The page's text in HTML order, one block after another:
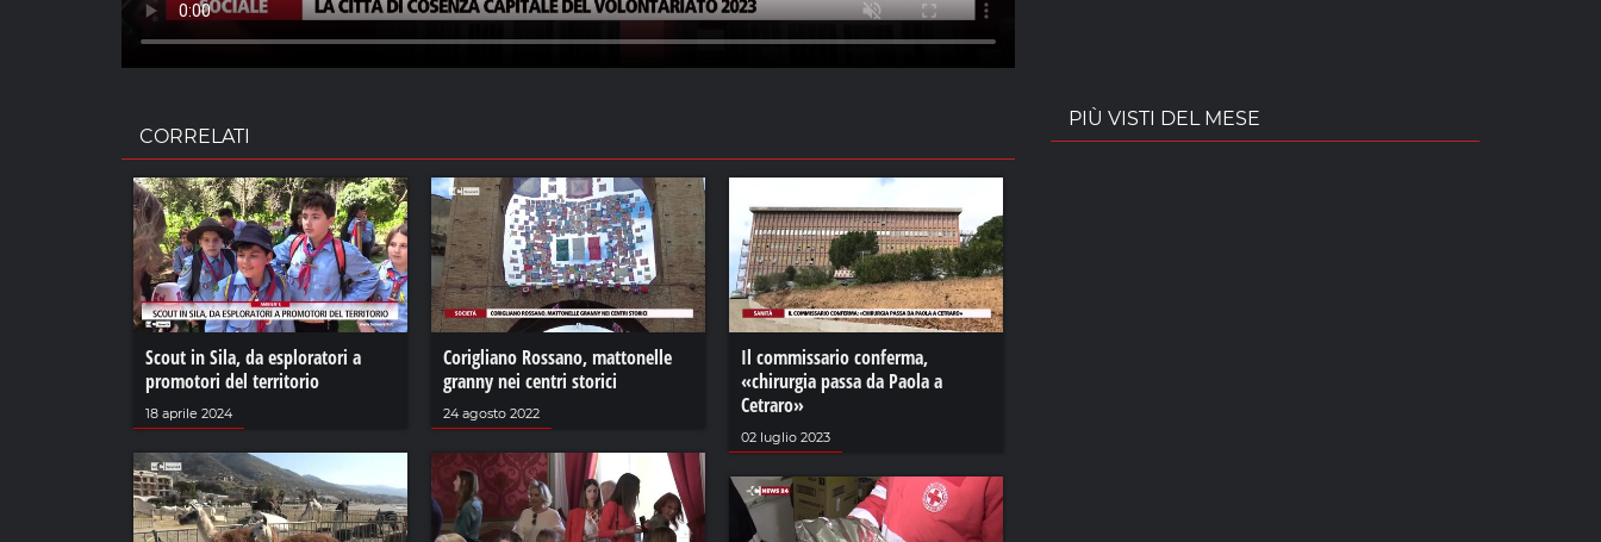
CORRELATI
Scout in Sila, da esploratori a
promotori del territorio
18 aprile 2024
Corigliano Rossano, mattonelle
granny nei centri storici
24 agosto 2022
Il commissario conferma,
«chirurgia passa da Paola a
Cetraro»
02 luglio 2023
PIÙ VISTI DEL MESE